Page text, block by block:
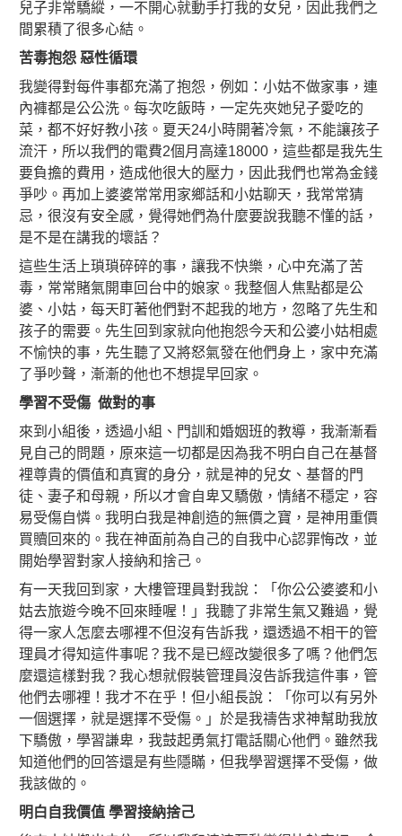
兒子非常驕縱，一不開心就動手打我的女兒，因此我們之
間累積了很多心結。
苦毒抱怨 惡性循環
我變得對每件事都充滿了抱怨，例如：小姑不做家事，連
內褲都是公公洗。每次吃飯時，一定先夾她兒子愛吃的
菜，都不好好教小孩。夏天24小時開著冷氣，不能讓孩子
流汗，所以我們的電費2個月高達18000，這些都是我先生
要負擔的費用，造成他很大的壓力，因此我們也常為金錢
爭吵。再加上婆婆常常用家鄉話和小姑聊天，我常常猜
忌，很沒有安全感，覺得她們為什麼要說我聽不懂的話，
是不是在講我的壞話？
這些生活上瑣瑣碎碎的事，讓我不快樂，心中充滿了苦
毒，常常賭氣開車回台中的娘家。我整個人焦點都是公
婆、小姑，每天盯著他們對不起我的地方，忽略了先生和
孩子的需要。先生回到家就向他抱怨今天和公婆小姑相處
不愉快的事，先生聽了又將怒氣發在他們身上，家中充滿
了爭吵聲，漸漸的他也不想提早回家。
學習不受傷 做對的事
來到小組後，透過小組、門訓和婚姻班的教導，我漸漸看
見自己的問題，原來這一切都是因為我不明白自己在基督
裡尊貴的價值和真實的身分，就是神的兒女、基督的門
徒、妻子和母親，所以才會自卑又驕傲，情緒不穩定，容
易受傷自憐。我明白我是神創造的無價之寶，是神用重價
買贖回來的。我在神面前為自己的自我中心認罪悔改，並
開始學習對家人接納和捨己。
有一天我回到家，大樓管理員對我說：「你公公婆婆和小
姑去旅遊今晚不回來睡喔！」我聽了非常生氣又難過，覺
得一家人怎麼去哪裡不但沒有告訴我，還透過不相干的管
理員才得知這件事呢？我不是已經改變很多了嗎？他們怎
麼還這樣對我？我心想就假裝管理員沒告訴我這件事，管
他們去哪裡！我才不在乎！但小組長說：「你可以有另外
一個選擇，就是選擇不受傷。」於是我禱告求神幫助我放
下驕傲，學習謙卑，我鼓起勇氣打電話關心他們。雖然我
知道他們的回答還是有些隱瞞，但我學習選擇不受傷，做
我該做的。
明白自我價值 學習接納捨己